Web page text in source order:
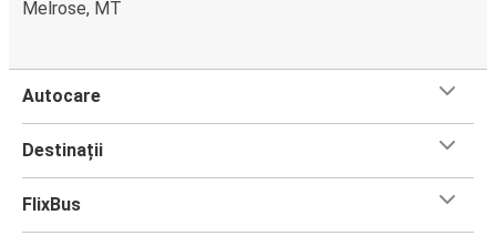
Melrose, MT
Autocare
Destinații
FlixBus